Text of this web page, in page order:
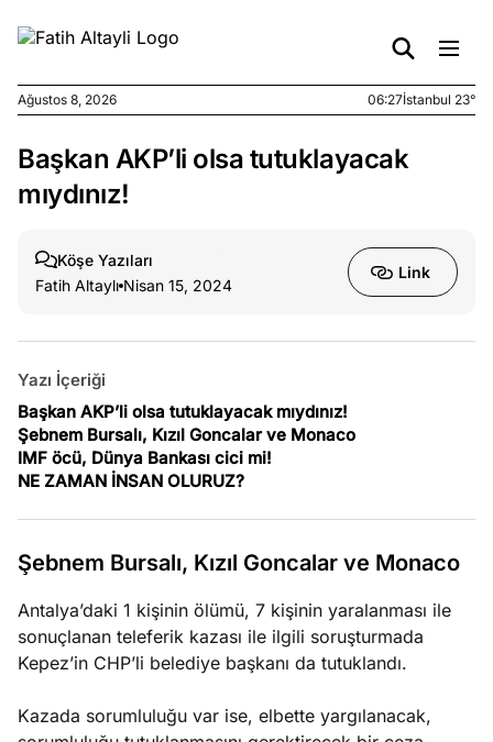
Ağustos
5, 2026
stok
4, 2026
umutlu
ister
3, 2026
yerde
şeye ne
Köşe
Yazıları
Spor
Yazıları
Ağustos 8, 2026 06:27İstanbul 23°
Başkan AKP’li olsa tutuklayacak
mıydınız!
Köşe Yazıları
Fatih Altaylı Nisan 15, 2024
Link
Yazı İçeriği
Başkan AKP’li olsa tutuklayacak mıydınız!
Şebnem Bursalı, Kızıl Goncalar ve Monaco
IMF öcü, Dünya Bankası cici mi!
NE ZAMAN İNSAN OLURUZ?
Şebnem Bursalı, Kızıl Goncalar ve Monaco
Antalya’daki 1 kişinin ölümü, 7 kişinin yaralanması ile
sonuçlanan teleferik kazası ile ilgili soruşturmada
Kepez’in CHP’li belediye başkanı da tutuklandı.
Kazada sorumluluğu var ise, elbette yargılanacak,